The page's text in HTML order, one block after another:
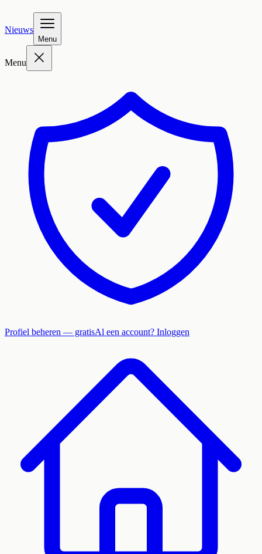
Nieuws
Menu
Menu
Profiel beheren — gratisAl een account? Inloggen